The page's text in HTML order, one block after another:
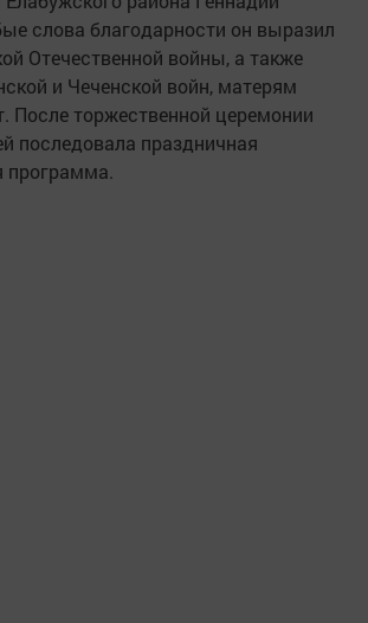
слова благодарности он выразил
Отечественной войны, а также
и Чеченской войн, матерям
После торжественной церемонии
последовала праздничная
программа.